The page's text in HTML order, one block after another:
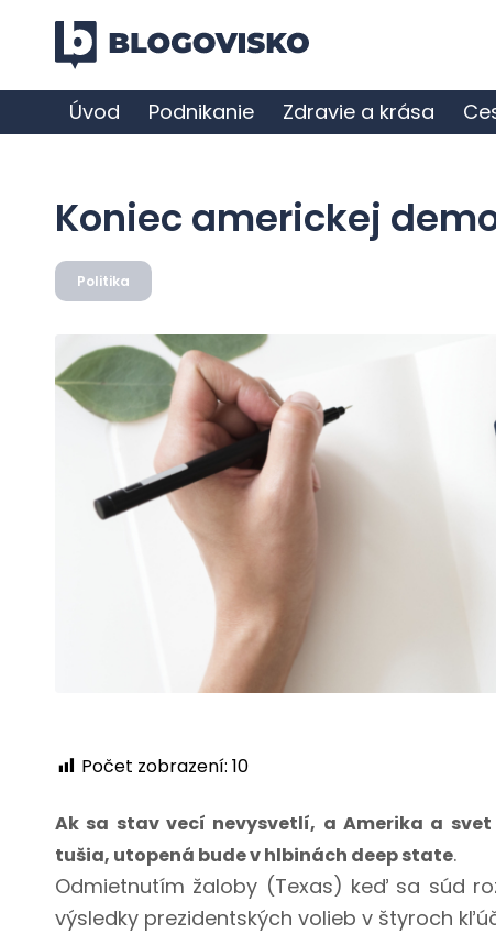
Úvod Podnikanie Zdravie a krása
Koniec americkej
Politika
Počet zobrazení: 10
Ak sa stav vecí nevysvetlí, a Amerika a
tušia, utopená bude v hlbinách deep state.
Odmietnutím žaloby (Texas) keď sa súd
výsledky prezidentských volieb v štyroch